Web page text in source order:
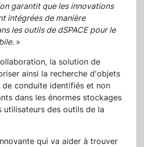
garantit que les innovations
intégrées de manière
les outils de dSPACE pour le
»
la solution de
ainsi la recherche d'objets
conduite identifiés et non
dans les énormes stockages
utilisateurs des outils de la
qui va aider à trouver